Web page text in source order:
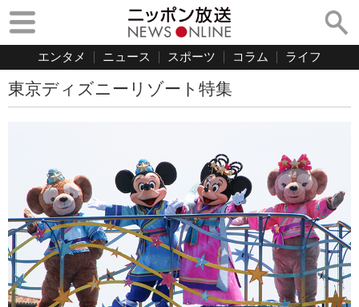
エンタメ ニュース スポーツ コラム ライフ
東京ディズニーリゾート特集